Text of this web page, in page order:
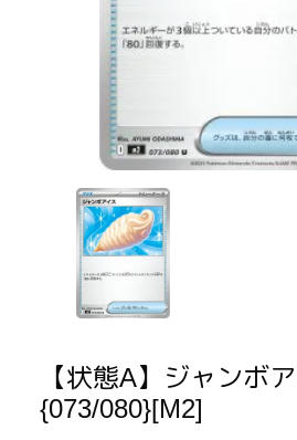
【状態A】ジャンボ
{073/080}[M2]